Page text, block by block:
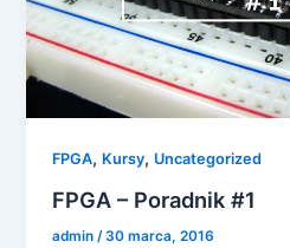
FPGA, Kursy, Uncategorized
FPGA – Poradnik #1
admin/30 marca, 2016